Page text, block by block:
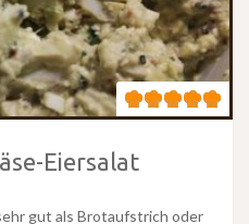
Eiersalat
gut als Brotaufstrich oder